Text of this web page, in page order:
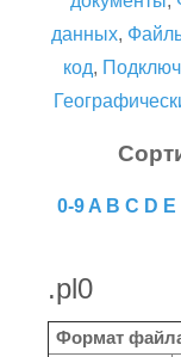
данных,
код,
0-9 A B C D E
.pl0
Формат